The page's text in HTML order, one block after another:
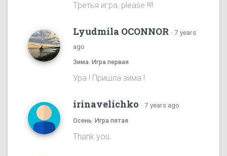
Tретья игра, please !!!!
Lyudmila OCONNOR · 7 years
ago
Зима. Игра первая
Ура ! Пришла зима !
irinavelichko · 7 years ago
Осень. Игра пятая
Thank you.